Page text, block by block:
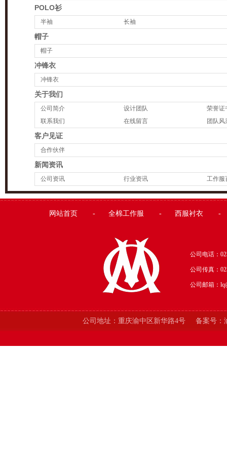
POLO衫
半袖 长袖
帽子
帽子
冲锋衣
冲锋衣
关于我们
公司简介 设计团队
荣誉证
联系我们
在线留言 团队风
客户见证
合作伙伴
新闻资讯
公司资讯 行业资讯 工作服
网站首页 - 全棉工作服 - 西服衬衣 -
公司电话：
公司传真：
公司邮箱：
公司地址： 重庆渝中区新华路4号 备案号：